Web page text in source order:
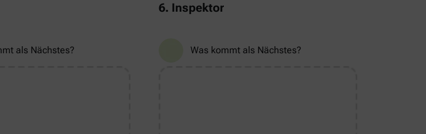
als Nächstes?
6. Inspektor
Was kommt als Nächstes?